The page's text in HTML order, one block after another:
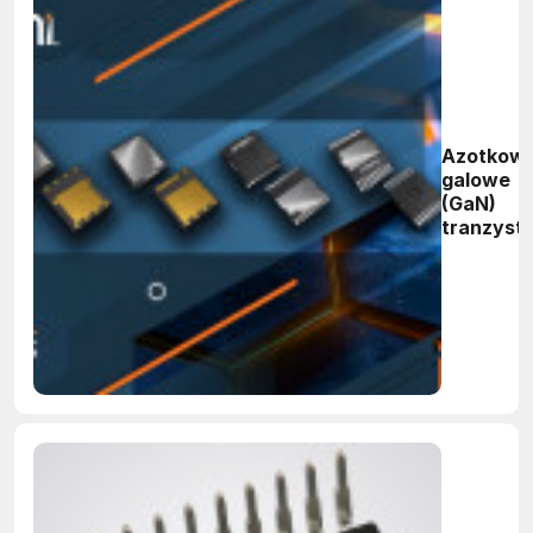
galowe
(GaN)